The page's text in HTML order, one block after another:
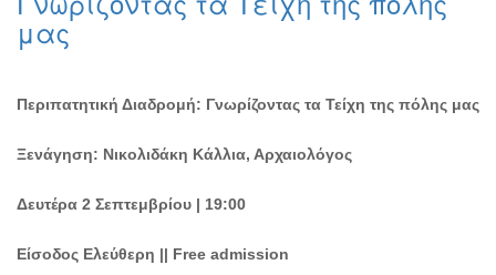
μας
Περιπατητική Διαδρομή: Γνωρίζοντας τα Τείχη της πόλης μας
Ξενάγηση: Νικολιδάκη Κάλλια, Αρχαιολόγος
Δευτέρα 2 Σεπτεμβρίου | 19:00
Είσοδος Ελεύθερη || Free admission